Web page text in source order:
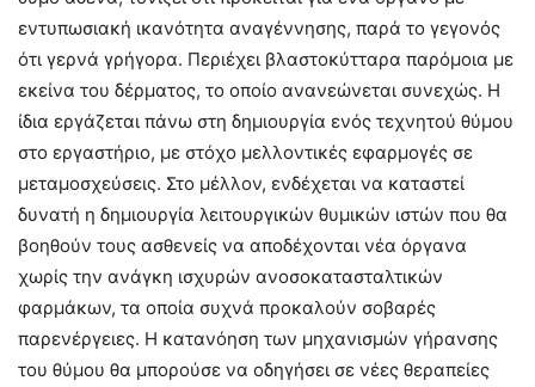
εντυπωσιακή ικανότητα αναγέννησης, παρά το γεγονός
ότι γερνά γρήγορα. Περιέχει βλαστοκύτταρα παρόμοια με
εκείνα του δέρματος, το οποίο ανανεώνεται συνεχώς. Η
ίδια εργάζεται πάνω στη δημιουργία ενός τεχνητού θύμου
στο εργαστήριο, με στόχο μελλοντικές εφαρμογές σε
μεταμοσχεύσεις. Στο μέλλον, ενδέχεται να καταστεί
δυνατή η δημιουργία λειτουργικών θυμικών ιστών που θα
βοηθούν τους ασθενείς να αποδέχονται νέα όργανα
χωρίς την ανάγκη ισχυρών ανοσοκατασταλτικών
φαρμάκων, τα οποία συχνά προκαλούν σοβαρές
παρενέργειες. Η κατανόηση των μηχανισμών γήρανσης
του θύμου θα μπορούσε να οδηγήσει σε νέες θεραπείες